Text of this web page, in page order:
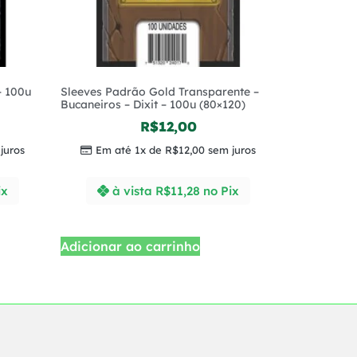
100u
Sleeves Padrão Gold Transparente –
Bucaneiros – Dixit – 100u (80×120)
R$12,00
Em até 1x de R$12,00 sem juros
à vista R$11,28 no Pix
Adicionar ao carrinho